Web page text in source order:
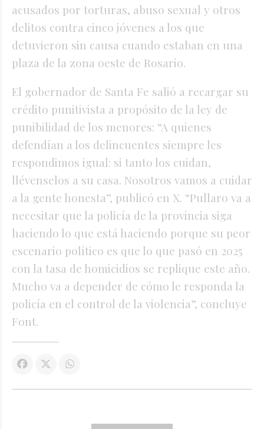
acusados por torturas, abuso sexual y otros
delitos contra cinco jóvenes a los que
detuvieron sin causa cuando estaban en una
plaza de la zona oeste de Rosario.
El gobernador de Santa Fe salió a recargar su
crédito punitivista a propósito de la ley de
punibilidad de los menores: “A quienes
defendían a los delincuentes siempre les
respondimos igual: si tanto los cuidan,
llévenselos a su casa. Nosotros vamos a cuidar
a la gente honesta”, publicó en X. “Pullaro va a
necesitar que la policía de la provincia siga
haciendo lo que está haciendo porque su peor
escenario político es que lo que pasó en 2025
con la tasa de homicidios se replique este año.
Mucho va a depender de cómo le responda la
policía en el control de la violencia”, concluye
Font.